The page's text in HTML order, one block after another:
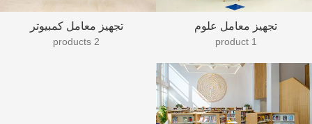
تجهيز معامل علوم
1 product
تجهيز معامل كمبيوتر
2 products